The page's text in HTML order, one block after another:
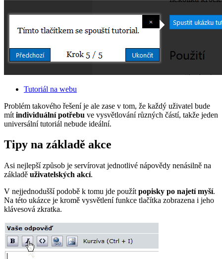
Tutoriál na webu
Problém takového řešení je ale zase v tom, že každý uživatel bude
mít individuální potřebu ve vysvětlování různých částí, takže jeden
universální tutoriál nebude ideální.
Tipy na základě akce
Asi nejlepší způsob je servírovat jednotlivé nápovědy nenásilně na
základě uživatelských akcí.
V nejjednodušší podobě k tomu jde použít popisky po najetí myší.
Na této ukázce je kromě vysvětlení funkce tlačítka zobrazena i jeho
klávesová zkratka.